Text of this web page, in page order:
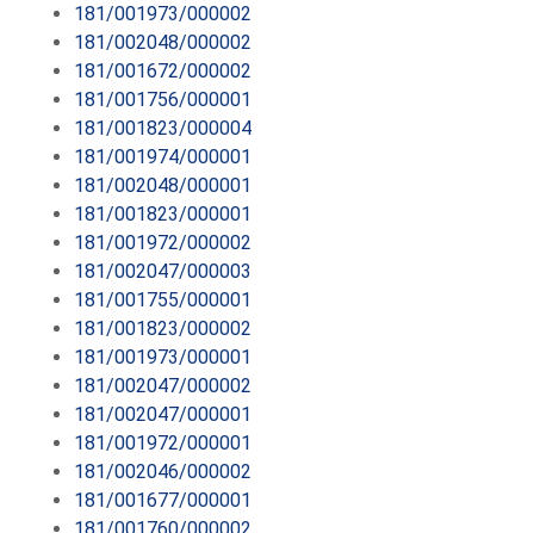
181/001973/000002
181/002048/000002
181/001672/000002
181/001756/000001
181/001823/000004
181/001974/000001
181/002048/000001
181/001823/000001
181/001972/000002
181/002047/000003
181/001755/000001
181/001823/000002
181/001973/000001
181/002047/000002
181/002047/000001
181/001972/000001
181/002046/000002
181/001677/000001
181/001760/000002